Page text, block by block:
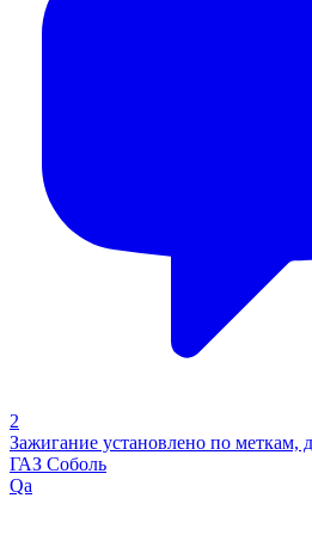
2
Зажигание установлено по меткам,
ГАЗ Соболь
Qa